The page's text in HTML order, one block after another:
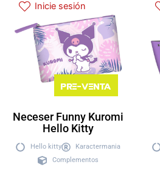
Inicie sesión
Pre-venta
Neceser Funny Kuromi
Hello Kitty
Hello kitty
Karactermania
Complementos